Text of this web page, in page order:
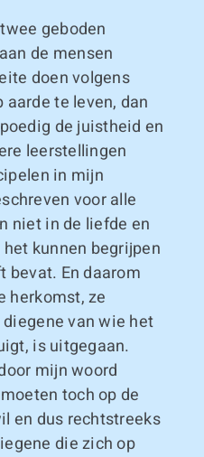
geboden
de mensen
doen volgens
te leven, dan
de juistheid en
leerstellingen
in mijn
voor alle
niet in de liefde en
kunnen begrijpen
bevat. En daarom
herkomst, ze
van wie het
is uitgegaan.
mijn woord
toch op de
en dus rechtstreeks
die zich op